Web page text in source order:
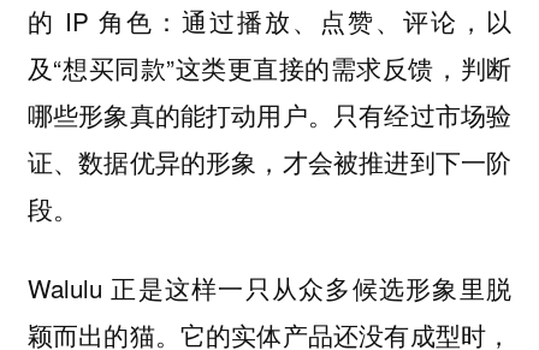
的 IP 角色：通过播放、点赞、评论，以
及“想买同款”这类更直接的需求反馈，判断
哪些形象真的能打动用户。只有经过市场验
证、数据优异的形象，才会被推进到下一阶
段。
Walulu 正是这样一只从众多候选形象里脱
颖而出的猫。它的实体产品还没有成型时，